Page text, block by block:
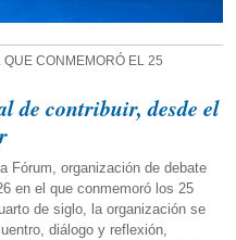
QUE CONMEMORÓ EL 25
de contribuir, desde el
Fórum, organización de debate
en el que conmemoró los 25
de siglo, la organización se
diálogo y reflexión,